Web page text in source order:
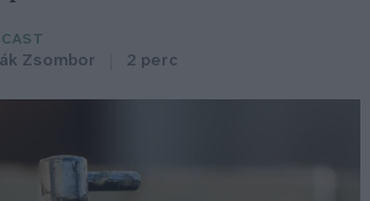
Zsombor 2 perc